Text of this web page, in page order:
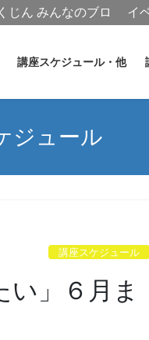
講座スケジュール・他
ジュール
講座スケジュール
い」６月ま
じん みんなのブロ
イ